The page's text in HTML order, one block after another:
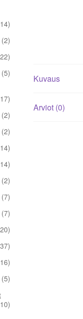
Kuvaus
Arviot (0)
(2)
(5)
(2)
(2)
(2)
(7)
(7)
(5)